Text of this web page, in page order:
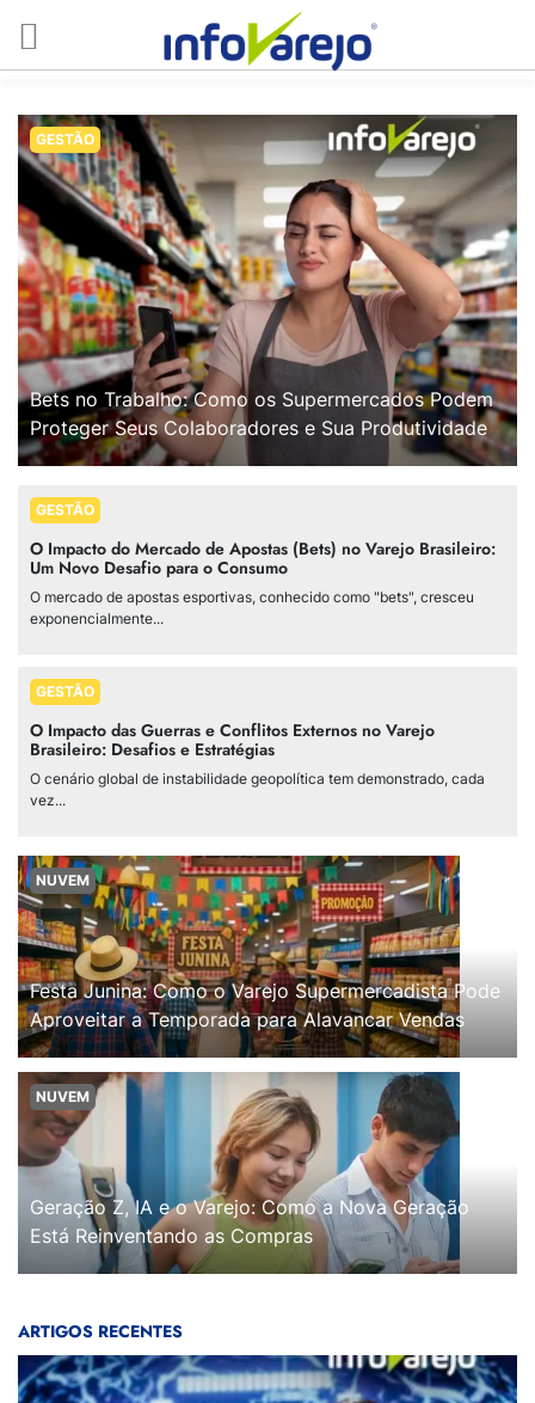
GESTÃO
Bets no Trabalho: Como os Supermercados Podem
Proteger Seus Colaboradores e Sua Produtividade
GESTÃO
O Impacto do Mercado de Apostas (Bets) no Varejo Brasileiro:
Um Novo Desafio para o Consumo
O mercado de apostas esportivas, conhecido como "bets", cresceu
exponencialmente...
GESTÃO
O Impacto das Guerras e Conflitos Externos no Varejo
Brasileiro: Desafios e Estratégias
O cenário global de instabilidade geopolítica tem demonstrado, cada
vez...
NUVEM
Festa Junina: Como o Varejo Supermercadista Pode
Aproveitar a Temporada para Alavancar Vendas
NUVEM
Geração Z, IA e o Varejo: Como a Nova Geração
Está Reinventando as Compras
ARTIGOS RECENTES